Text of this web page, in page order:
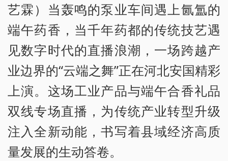
艺霖）当轰鸣的泵业车间遇上氤氲的
端午药香，当千年药都的传统技艺遇
见数字时代的直播浪潮，一场跨越产
业边界的“云端之舞”正在河北安国精彩
上演。这场工业产品与端午合香礼品
双线专场直播，为传统产业转型升级
注入全新动能，书写着县域经济高质
量发展的生动答卷。